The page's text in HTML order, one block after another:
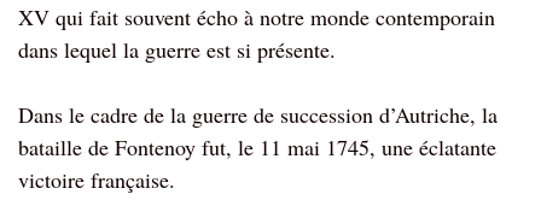
XV qui fait souvent écho à notre monde contemporain
dans lequel la guerre est si présente.
Dans le cadre de la guerre de succession d’Autriche, la
bataille de Fontenoy fut, le 11 mai 1745, une éclatante
victoire française.